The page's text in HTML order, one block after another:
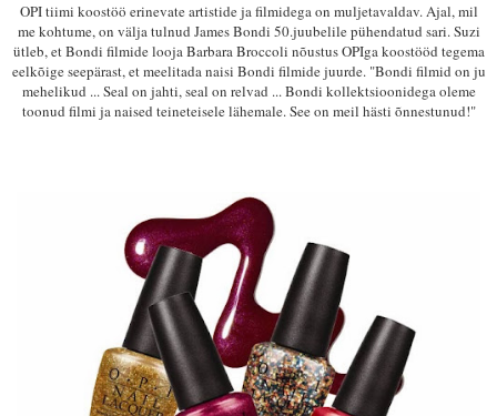
OPI tiimi koostöö erinevate artistide ja filmidega on muljetavaldav. Ajal, mil
me kohtume, on välja tulnud James Bondi 50.juubelile pühendatud sari.Suzi
ütleb, et Bondi filmide looja Barbara Broccoli nõustus OPIga koostööd tegema
eelkõige seepärast, et meelitada naisi Bondi filmide juurde. "Bondi filmid on ju
mehelikud ... Seal on jahti, seal on relvad ... Bondi kollektsioonidega oleme
toonud filmi ja naised teineteisele lähemale. See on meil hästi õnnestunud!"